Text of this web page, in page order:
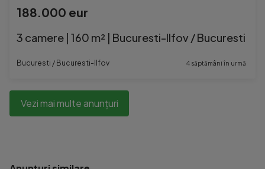
188.000 eur
3 camere | 160 m² | Bucuresti-Ilfov / Bucuresti
Bucuresti / Bucuresti-Ilfov 4 săptămâni în urmă
Vezi mai multe anunțuri